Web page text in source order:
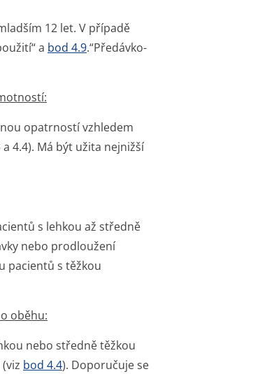
12 let. V případě
a bod 4.9.“Předávko­
opatrností vzhledem
4.4). Má být užita nejnižší
s lehkou až středně
nebo prodloužení
pacientů s těžkou
oběhu:
nebo středně těžkou
bod 4.4). Doporučuje se